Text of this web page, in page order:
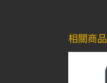
相關商品